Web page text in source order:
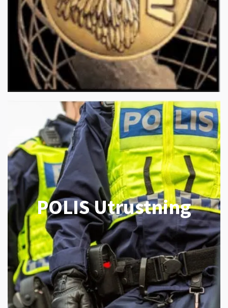
POLIS Utrustning